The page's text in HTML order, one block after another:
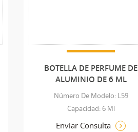
BOTELLA DE PERFUME DE
ALUMINIO DE 6 ML
Número De Modelo: L59
Capacidad: 6 Ml
Enviar Consulta